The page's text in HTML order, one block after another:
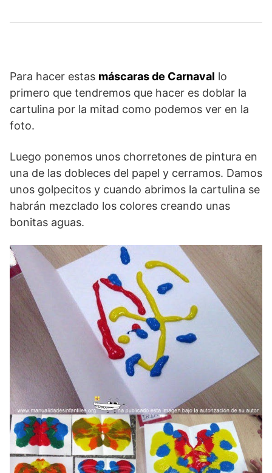
Para hacer estas máscaras de Carnaval lo
primero que tendremos que hacer es doblar la
cartulina por la mitad como podemos ver en la
foto.
Luego ponemos unos chorretones de pintura en
una de las dobleces del papel y cerramos. Damos
unos golpecitos y cuando abrimos la cartulina se
habrán mezclado los colores creando unas
bonitas aguas.